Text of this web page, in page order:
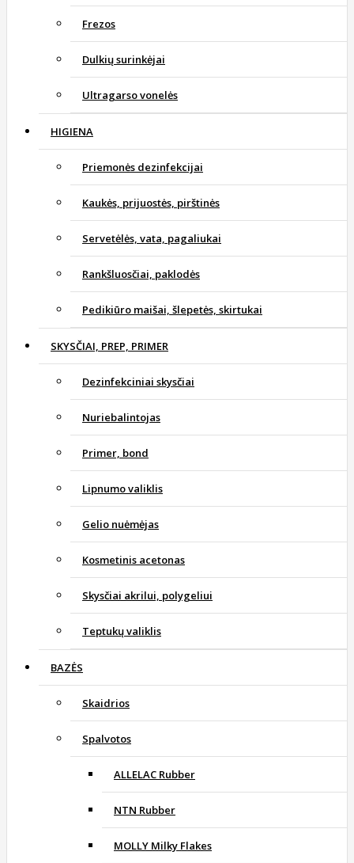
Frezos
Dulkių surinkėjai
Ultragarso vonelės
HIGIENA
Priemonės dezinfekcijai
Kaukės, prijuostės, pirštinės
Servetėlės, vata, pagaliukai
Rankšluosčiai, paklodės
Pedikiūro maišai, šlepetės, skirtukai
SKYSČIAI, PREP, PRIMER
Dezinfekciniai skysčiai
Nuriebalintojas
Primer, bond
Lipnumo valiklis
Gelio nuėmėjas
Kosmetinis acetonas
Skysčiai akrilui, polygeliui
Teptukų valiklis
BAZĖS
Skaidrios
Spalvotos
ALLELAC Rubber
NTN Rubber
MOLLY Milky Flakes